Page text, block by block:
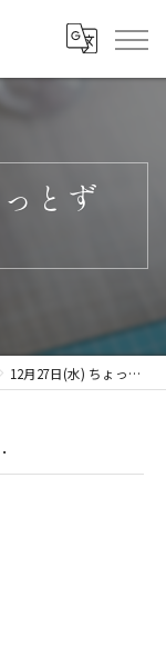
とず
12月27日(水) ちょっとずつ…